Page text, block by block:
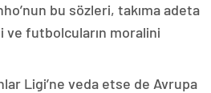
bu sözleri, takıma adeta
futbolcuların moralini
Ligi’ne veda etse de Avrupa